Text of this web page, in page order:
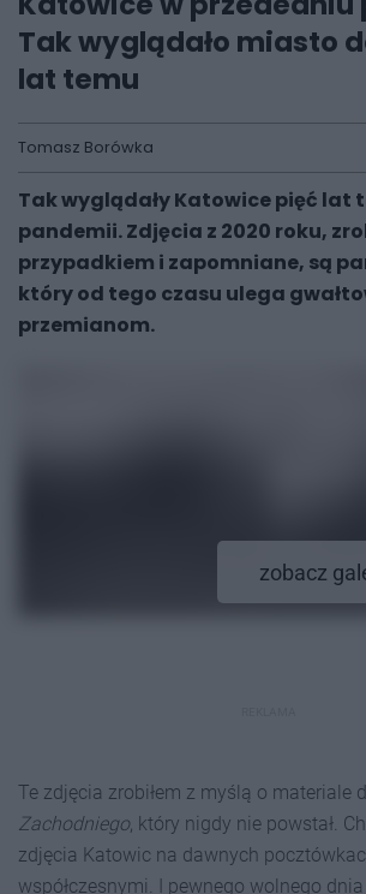
Tak wyglądało miasto
lat temu
Tomasz Borówka
Tak wyglądały Katowice pięć lat
pandemii. Zdjęcia z 2020 roku,
przypadkiem i zapomniane, są
który od tego czasu ulega
przemianom.
zobacz
Te zdjęcia zrobiłem z myślą o materiale
Zachodniego, który nigdy nie powstał.
zdjęcia Katowic na dawnych
współczesnymi. I pewnego wolnego